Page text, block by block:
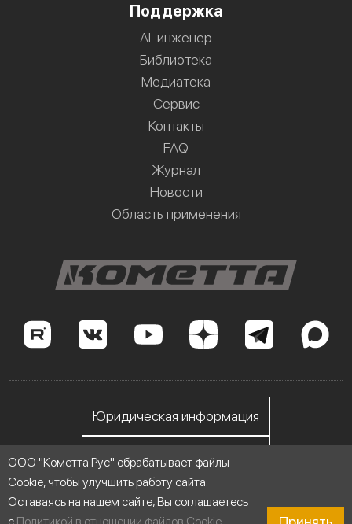
Поддержка
AI-инженер
Библиотека
Медиатека
Сервис
Контакты
FAQ
Журнал
Новости
Область применения
ООО "Кометта Рус", ИНН 7705558076
Юридическая информация
Личный кабинет
ООО "Кометта Рус" обрабатывает файлы
Cookie, чтобы улучшить работу сайта.
Оставаясь на нашем сайте, Вы соглашаетесь